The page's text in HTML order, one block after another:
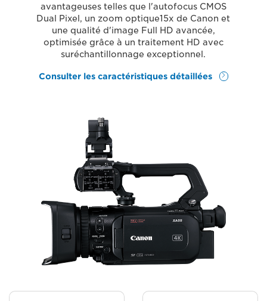
avantageuses telles que l'autofocus CMOS
Dual Pixel, un zoom optique15x de Canon et
une qualité d'image Full HD avancée,
optimisée grâce à un traitement HD avec
suréchantillonnage exceptionnel.
Consulter les caractéristiques détaillées